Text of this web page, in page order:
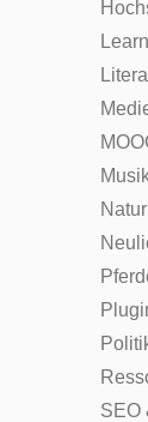
Natur
SEO